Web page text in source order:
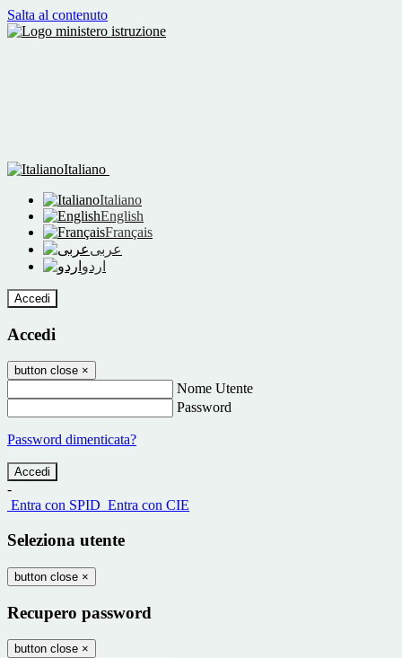
Salta al contenuto
Italiano
Italiano
English
Français
عربى
اردو
Accedi
Accedi
button close ×
Nome Utente
Password
Password dimenticata?
-
Entra con SPID Entra con CIE
Seleziona utente
button close ×
Recupero password
button close ×